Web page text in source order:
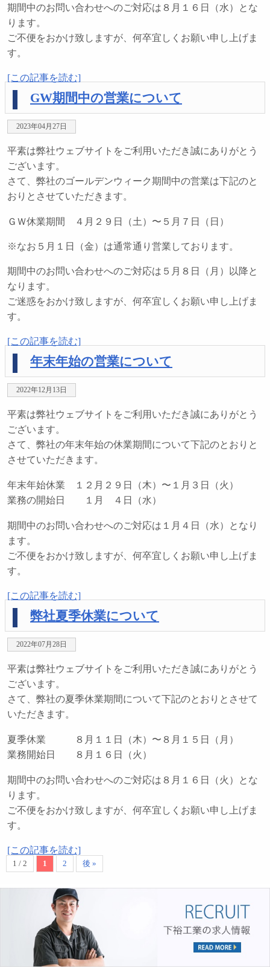
期間中のお問い合わせへのご対応は８月１６日（水）とな
ります。
ご不便をおかけ致しますが、何卒宜しくお願い申し上げま
す。
[この記事を読む]
GW期間中の営業について
2023年04月27日
平素は弊社ウェブサイトをご利用いただき誠にありがとう
ございます。
さて、弊社のゴールデンウィーク期間中の営業は下記のと
おりとさせていただきます。
ＧＷ休業期間 ４月２９日（土）〜５月７日（日）
※なお５月１日（金）は通常通り営業しております。
期間中のお問い合わせへのご対応は５月８日（月）以降と
なります。
ご迷惑をおかけ致しますが、何卒宜しくお願い申し上げま
す。
[この記事を読む]
年末年始の営業について
2022年12月13日
平素は弊社ウェブサイトをご利用いただき誠にありがとう
ございます。
さて、弊社の年末年始の休業期間について下記のとおりと
させていただきます。
年末年始休業 １２月２９日（木）〜１月３日（火）
業務の開始日 １月 ４日（水）
期間中のお問い合わせへのご対応は１月４日（水）となり
ます。
ご不便をおかけ致しますが、何卒宜しくお願い申し上げま
す。
[この記事を読む]
弊社夏季休業について
2022年07月28日
平素は弊社ウェブサイトをご利用いただき誠にありがとう
ございます。
さて、弊社の夏季休業期間について下記のとおりとさせて
いただきます。
夏季休業 ８月１１日（木）〜８月１５日（月）
業務開始日 ８月１６日（火）
期間中のお問い合わせへのご対応は８月１６日（火）とな
ります。
ご不便をおかけ致しますが、何卒宜しくお願い申し上げま
す。
[この記事を読む]
1 / 2 1 2 後 »